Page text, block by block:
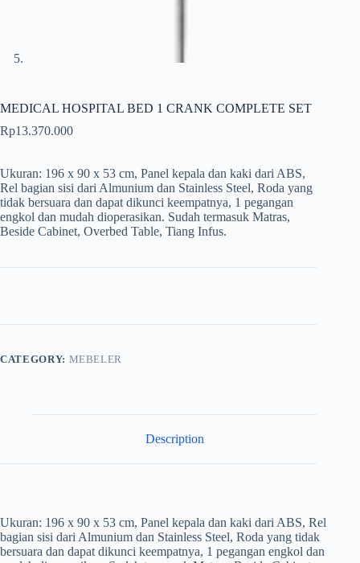
MEDICAL HOSPITAL BED 1 CRANK COMPLETE SET
Rp13.370.000
Ukuran: 196 x 90 x 53 cm, Panel kepala dan kaki dari ABS,
Rel bagian sisi dari Almunium dan Stainless Steel, Roda yang
tidak bersuara dan dapat dikunci keempatnya, 1 pegangan
engkol dan mudah dioperasikan. Sudah termasuk Matras,
Beside Cabinet, Overbed Table, Tiang Infus.
CATEGORY: MEBELER
Description
Ukuran: 196 x 90 x 53 cm, Panel kepala dan kaki dari ABS, Rel
bagian sisi dari Almunium dan Stainless Steel, Roda yang tidak
bersuara dan dapat dikunci keempatnya, 1 pegangan engkol dan